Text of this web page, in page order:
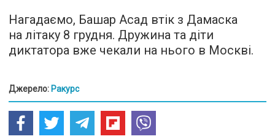
Нагадаємо, Башар Асад втік з Дамаска
на літаку 8 грудня. Дружина та діти
диктатора вже чекали на нього в Москві.
Джерело: Ракурс